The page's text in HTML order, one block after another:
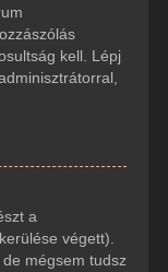
kell. Lépj
a
végett).
mégsem tudsz